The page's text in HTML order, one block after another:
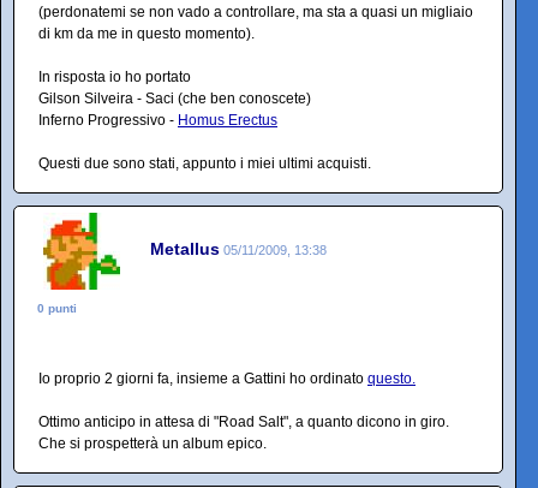
(perdonatemi se non vado a controllare, ma sta a quasi un migliaio
di km da me in questo momento).
In risposta io ho portato
Gilson Silveira - Saci (che ben conoscete)
Inferno Progressivo - Homus Erectus
Questi due sono stati, appunto i miei ultimi acquisti.
Metallus 05/11/2009, 13:38
0 punti
Io proprio 2 giorni fa, insieme a Gattini ho ordinato questo.
Ottimo anticipo in attesa di "Road Salt", a quanto dicono in giro.
Che si prospetterà un album epico.